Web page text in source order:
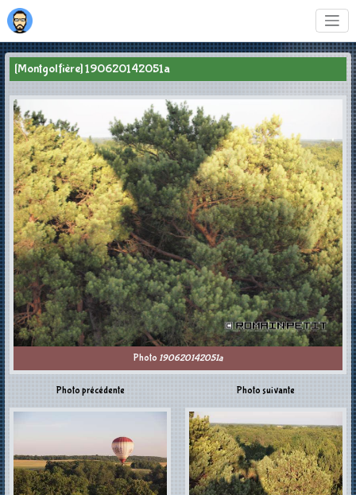
[Montgolfière] 190620142051a
Photo 190620142051a
Photo précédente Photo suivante